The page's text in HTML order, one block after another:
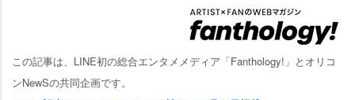
この記事は、LINE初の総合エンタメメディア「Fanthology!」とオリコ
ンNewSの共同企画です。